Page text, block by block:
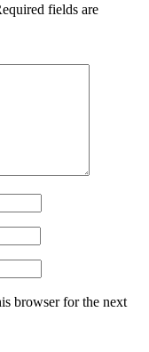
fields are
browser for the next